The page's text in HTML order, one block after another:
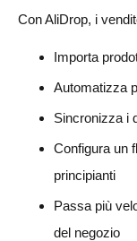
Con AliDrop, i
Importa
Automatizza
Sincronizza i
Configura un
principianti
Passa più
del negozio